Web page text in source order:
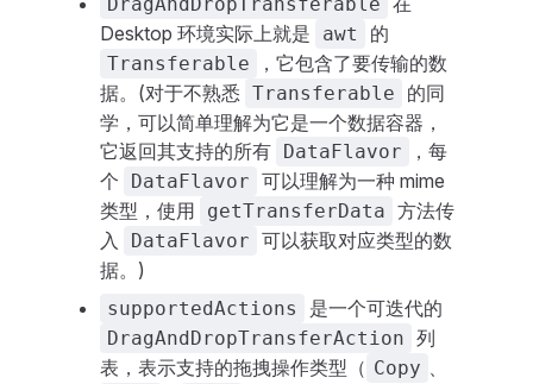
DragAndDropTransferable
Desktop 环境实际上就是
awt 的
Transferable
，它包含了要传输的数
据。(对于不熟悉 Transferable
的同
学，可以简单理解为它是一个数据容器，
它返回其支持的所有
DataFlavor
，每
个
DataFlavor 可以理解为一种 mime
类型，使用
getTransferData 方法传
入
DataFlavor 可以获取对应类型的数
据。)
supportedActions 是一个可迭代的
DragAndDropTransferAction 列
表，表示支持的拖拽操作类型（ Copy 、